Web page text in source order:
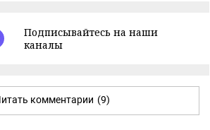
Подписывайтесь на наши
каналы
комментарии (9)